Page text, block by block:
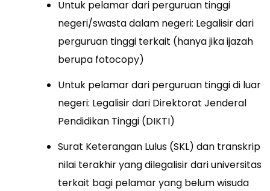
Untuk pelamar dari perguruan tinggi
negeri/swasta dalam negeri: Legalisir dari
perguruan tinggi terkait (hanya jika ijazah
berupa fotocopy)
Untuk pelamar dari perguruan tinggi di luar
negeri: Legalisir dari Direktorat Jenderal
Pendidikan Tinggi (DIKTI)
Surat Keterangan Lulus (SKL) dan transkrip
nilai terakhir yang dilegalisir dari universitas
terkait bagi pelamar yang belum wisuda